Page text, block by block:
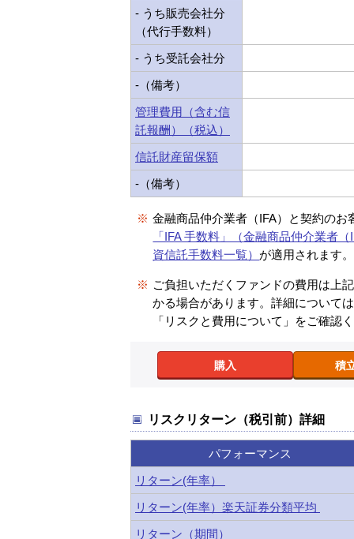
- うち販売会社分
（代行手数料）
- うち受託会社分
-（備考）
管理費用（含む信
託報酬）（税込）
信託財産留保額
-（備考）
※ 金融商品仲介業者（IFA）と契約のお
「IFA 手数料」（金融商品仲介業者
資信託手数料一覧） が適用されます。
※ ご負担いただくファンドの費用は上
かる場合があります。詳細について
「リスクと費用について」をご確認
購入 積
リスクリターン（税引前）詳細
パフォーマンス
リターン(年率）
リターン(年率）楽天証券分類平均
リターン（期間）